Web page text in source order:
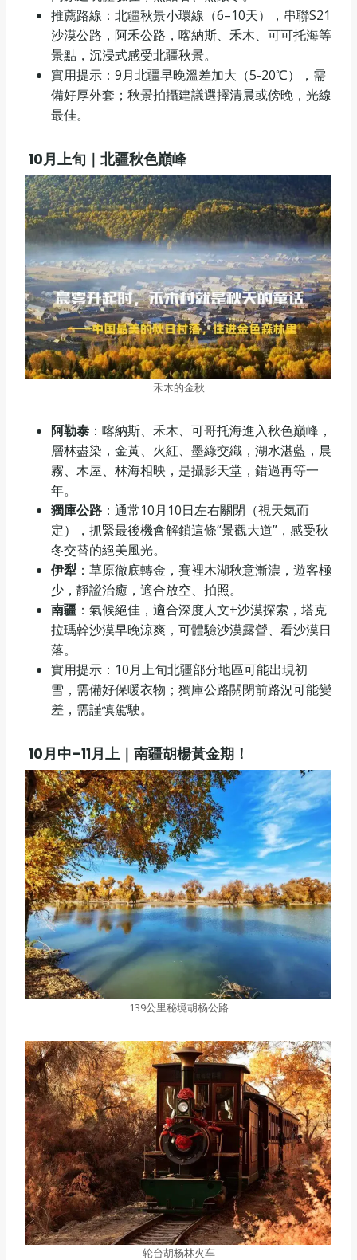
推薦路線：北疆秋景小環線（6–10天），串聯S21
沙漠公路，阿禾公路，喀納斯、禾木、可可托海等
景點，沉浸式感受北疆秋景。
實用提示：9月北疆早晚溫差加大（5-20℃），需
備好厚外套；秋景拍攝建議選擇清晨或傍晚，光線
最佳。
10月上旬｜北疆秋色巔峰
禾木的金秋
阿勒泰 ：喀納斯、禾木、可哥托海進入秋色巔峰，
層林盡染，金黃、火紅、墨綠交織，湖水湛藍，晨
霧、木屋、林海相映，是攝影天堂，錯過再等一
年。
獨庫公路 ：通常10月10日左右關閉（視天氣而
定），抓緊最後機會解鎖這條“景觀大道”，感受秋
冬交替的絕美風光。
伊犁 ：草原徹底轉金，賽裡木湖秋意漸濃，遊客極
少，靜謐治癒，適合放空、拍照。
南疆 ：氣候絕佳，適合深度人文+沙漠探索，塔克
拉瑪幹沙漠早晚涼爽，可體驗沙漠露營、看沙漠日
落。
實用提示：10月上旬北疆部分地區可能出現初
雪，需備好保暖衣物；獨庫公路關閉前路況可能變
差，需謹慎駕駛。
10月中–11月上｜南疆胡楊黃金期！
139公里秘境胡杨公路
轮台胡杨林火车